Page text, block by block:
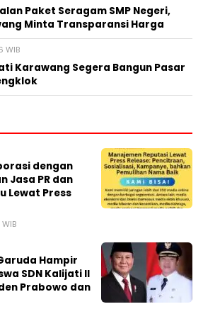
Paket Seragam SMP Negeri,
Minta Transparansi Harga
WIB
Karawang Segera Bangun Pasar
dengan
Jasa PR dan
Lewat Press
Hampir
SDN Kalijati II
Prabowo dan